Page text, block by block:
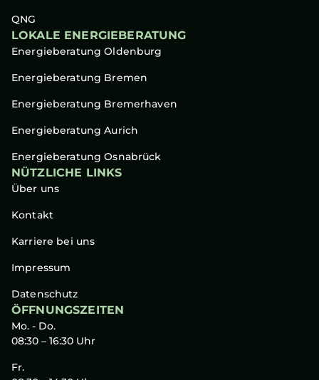
QNG
LOKALE ENERGIEBERATUNG
Energieberatung Oldenburg
Energieberatung Bremen
Energieberatung Bremerhaven
Energieberatung Aurich
Energieberatung Osnabrück
NÜTZLICHE LINKS
Über uns
Kontakt
Karriere bei uns
Impressum
Datenschutz
ÖFFNUNGSZEITEN
Mo. - Do.
08:30 – 16:30 Uhr
Fr.